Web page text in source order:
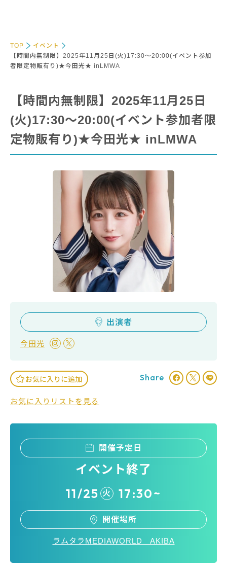
TOP
イベント
【時間内無制限】2025年11月25日(火)17:30～20:00(イベント参加
者限定物販有り)★今田光★ inLMWA
【時間内無制限】2025年11月25日
(火)17:30～20:00(イベント参加者限
定物販有り)★今田光★ inLMWA
出演者
今田光
お気に入りに追加
お気に入りリストを見る
Share
開催予定日
イベント終了
11/25 火 17:30~
開催場所
ラムタラMEDIAWORLD AKIBA